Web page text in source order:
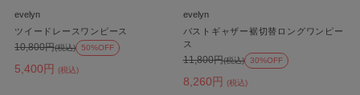
evelyn
ツイードレースワンピース
5,400円 (税込)
10,800円(税込) 50%OFF
evelyn
バストギャザー裾切替ロングワンピー
ス
8,260円 (税込)
11,800円(税込) 30%OFF